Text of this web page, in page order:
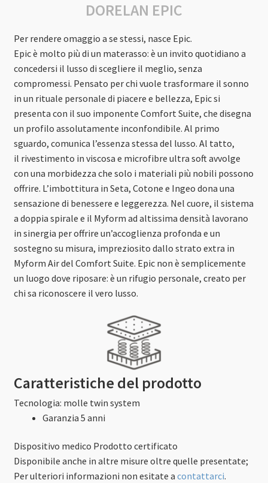
DORELAN EPIC
Per rendere omaggio a se stessi, nasce Epic.
Epic è molto più di un materasso: è un invito quotidiano a
concedersi il lusso di scegliere il meglio, senza
compromessi. Pensato per chi vuole trasformare il sonno
in un rituale personale di piacere e bellezza, Epic si
presenta con il suo imponente Comfort Suite, che disegna
un profilo assolutamente inconfondibile. Al primo
sguardo, comunica l’essenza stessa del lusso. Al tatto,
il rivestimento in viscosa e microfibre ultra soft avvolge
con una morbidezza che solo i materiali più nobili possono
offrire. L’imbottitura in Seta, Cotone e Ingeo dona una
sensazione di benessere e leggerezza. Nel cuore, il sistema
a doppia spirale e il Myform ad altissima densità lavorano
in sinergia per offrire un’accoglienza profonda e un
sostegno su misura, impreziosito dallo strato extra in
Myform Air del Comfort Suite. Epic non è semplicemente
un luogo dove riposare: è un rifugio personale, creato per
chi sa riconoscere il vero lusso.
Caratteristiche del prodotto
Tecnologia: molle twin system
Garanzia 5 anni
Dispositivo medico Prodotto certificato
Disponibile anche in altre misure oltre quelle presentate;
Per ulteriori informazioni non esitate a contattarci.